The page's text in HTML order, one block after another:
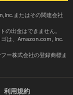
またはその関連会社
の出金はできません。
は、Amazon.com, Inc.
ー株式会社の登録商標ま
利用規約